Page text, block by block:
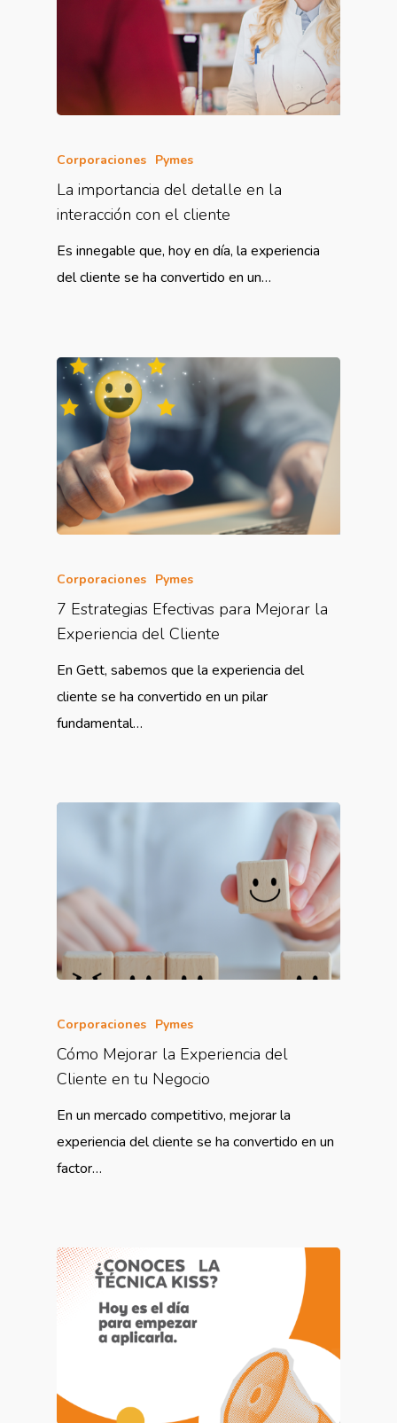
Corporaciones Pymes
La importancia del detalle en la
interacción con el cliente
Es innegable que, hoy en día, la experiencia
del cliente se ha convertido en un…
Corporaciones Pymes
7 Estrategias Efectivas para Mejorar la
Experiencia del Cliente
En Gett, sabemos que la experiencia del
cliente se ha convertido en un pilar
fundamental…
Corporaciones Pymes
Cómo Mejorar la Experiencia del
Cliente en tu Negocio
En un mercado competitivo, mejorar la
experiencia del cliente se ha convertido en un
factor…